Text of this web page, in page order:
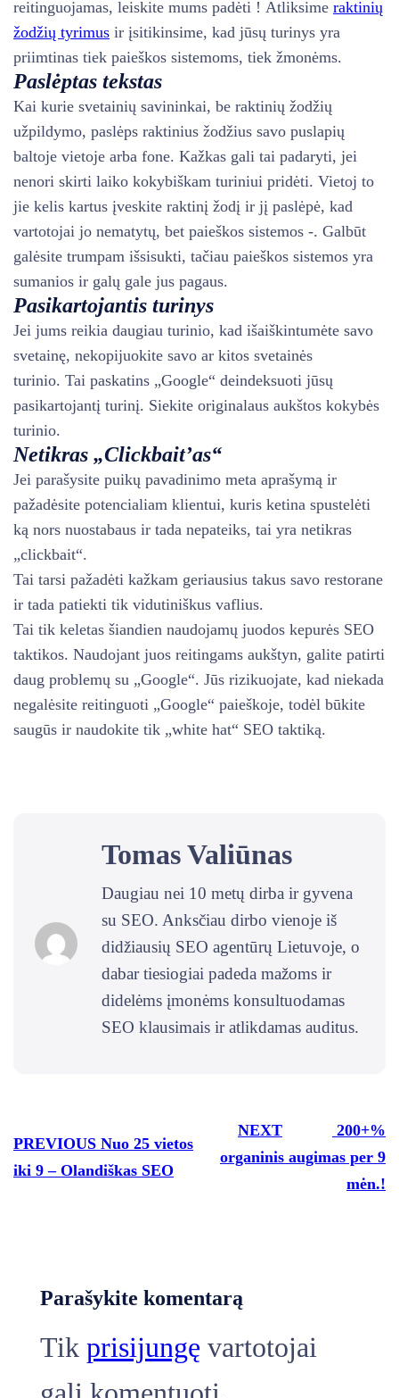
reitinguojamas, leiskite mums padėti ! Atliksime raktinių
žodžių tyrimus ir įsitikinsime, kad jūsų turinys yra
priimtinas tiek paieškos sistemoms, tiek žmonėms.
Paslėptas tekstas
Kai kurie svetainių savininkai, be raktinių žodžių
užpildymo, paslėps raktinius žodžius savo puslapių
baltoje vietoje arba fone. Kažkas gali tai padaryti, jei
nenori skirti laiko kokybiškam turiniui pridėti. Vietoj to
jie kelis kartus įveskite raktinį žodį ir jį paslėpė, kad
vartotojai jo nematytų, bet paieškos sistemos -. Galbūt
galėsite trumpam išsisukti, tačiau paieškos sistemos yra
sumanios ir galų gale jus pagaus.
Pasikartojantis turinys
Jei jums reikia daugiau turinio, kad išaiškintumėte savo
svetainę, nekopijuokite savo ar kitos svetainės
turinio. Tai paskatins „Google“ deindeksuoti jūsų
pasikartojantį turinį. Siekite originalaus aukštos kokybės
turinio.
Netikras „Clickbait’as“
Jei parašysite puikų pavadinimo meta aprašymą ir
pažadėsite potencialiam klientui, kuris ketina spustelėti
ką nors nuostabaus ir tada nepateiks, tai yra netikras
„clickbait“.
Tai tarsi pažadėti kažkam geriausius takus savo restorane
ir tada patiekti tik vidutiniškus vaflius.
Tai tik keletas šiandien naudojamų juodos kepurės SEO
taktikos. Naudojant juos reitingams aukštyn, galite patirti
daug problemų su „Google“. Jūs rizikuojate, kad niekada
negalėsite reitinguoti „Google“ paieškoje, todėl būkite
saugūs ir naudokite tik „white hat“ SEO taktiką.
Tomas Valiūnas
Daugiau nei 10 metų dirba ir gyvena
su SEO. Anksčiau dirbo vienoje iš
didžiausių SEO agentūrų Lietuvoje, o
dabar tiesiogiai padeda mažoms ir
didelėms įmonėms konsultuodamas
SEO klausimais ir atlikdamas auditus.
PREVIOUS Nuo 25 vietos
iki 9 – Olandiškas SEO
NEXT
200+%
organinis augimas per 9
mėn.!
Parašykite komentarą
Tik prisijungę vartotojai